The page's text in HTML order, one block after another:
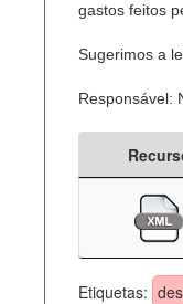
gastos feitos
Sugerimos a
Responsável:
Etiquetas: